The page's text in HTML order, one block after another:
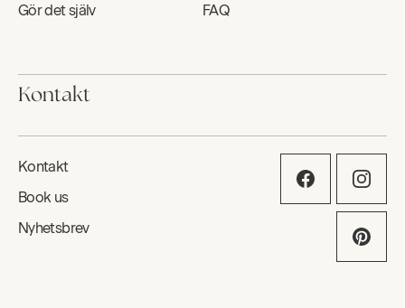
Gör det själv
FAQ
Kontakt
Kontakt
Book us
Nyhetsbrev